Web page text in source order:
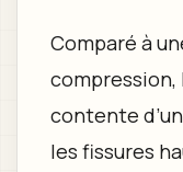
Comparé à
compression,
contente
les fissures